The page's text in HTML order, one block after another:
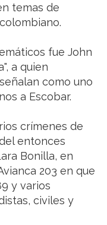
temas de
fue John
a quien
como uno
a Escobar.
crímenes de
entonces
Bonilla, en
203 en que
y varios
civiles y